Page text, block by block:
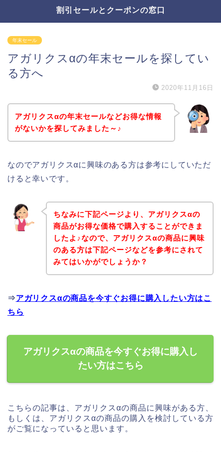
割引セールとクーポンの窓口
年末セール
アガリクスαの年末セールを探してい
る方へ
2020年11月16日
アガリクスαの年末セールなどお得な情報
がないかを探してみました～♪
なのでアガリクスαに興味のある方は参考にしていただ
けると幸いです。
ちなみに下記ページより、アガリクスαの
商品がお得な価格で購入することができま
したよ♪なので、アガリクスαの商品に興味
のある方は下記ページなどを参考にされて
みてはいかがでしょうか？
⇒アガリクスαの商品を今すぐお得に購入したい方はこ
ちら
アガリクスαの商品を今すぐお得に購入し
たい方はこちら
こちらの記事は、アガリクスαの商品に興味がある方、
もしくは、アガリクスαの商品の購入を検討している方
がご覧になっていると思います。